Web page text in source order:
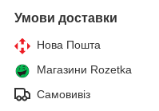
Умови доставки
Нова Пошта
Магазини Rozetka
Самовивіз